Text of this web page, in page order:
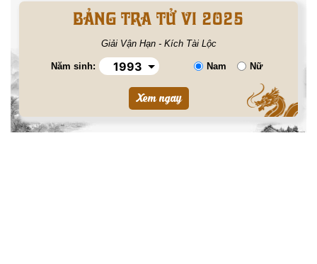
BẢNG TRA TỬ VI 2025
Giải Vận Hạn - Kích Tài Lộc
Năm sinh: Nam Nữ